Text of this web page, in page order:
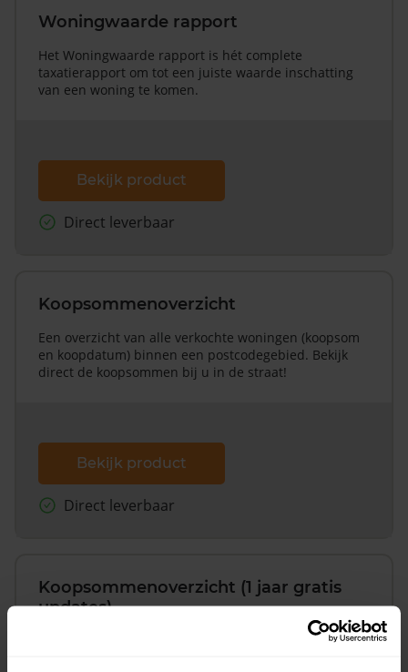
Woningwaarde rapport
Het Woningwaarde rapport is hét complete
taxatierapport om tot een juiste waarde inschatting
van een woning te komen.
Bekijk product
Direct leverbaar
Koopsommenoverzicht
Een overzicht van alle verkochte woningen (koopsom
en koopdatum) binnen een postcodegebied. Bekijk
direct de koopsommen bij u in de straat!
Bekijk product
Direct leverbaar
Koopsommenoverzicht (1 jaar gratis
updates)